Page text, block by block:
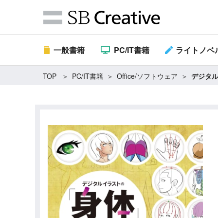
一般書籍 PC/IT書籍 ライトノベ
TOP PC/IT書籍 Office/ソフトウェア デジタ